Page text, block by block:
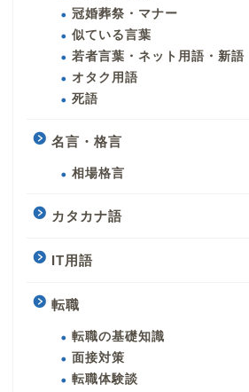
冠婚葬祭・マナー
似ている言葉
若者言葉・ネット用語・新語
オタク用語
死語
名言・格言
相場格言
カタカナ語
IT用語
転職
転職の基礎知識
面接対策
転職体験談